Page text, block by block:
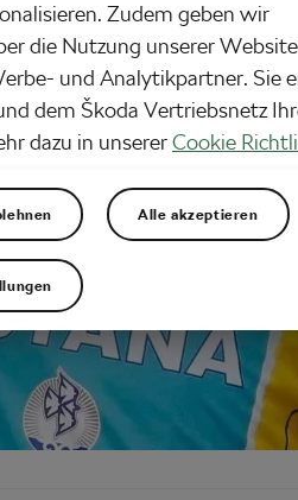
Zudem geben wir
die Nutzung unserer
und Analytikpartner. Sie
dem Škoda Vertriebsnetz
dazu in unsererCookie
Alle akzeptieren